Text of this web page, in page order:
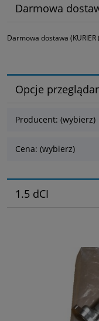
Darmowa
Darmowa dostawa
Opcje
Producent: (wybierz)
Cena: (wybierz)
1.5 dCI